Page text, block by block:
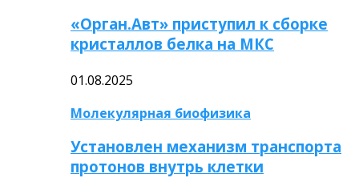
«Орган.Авт» приступил к сборке
кристаллов белка на МКС
01.08.2025
Молекулярная биофизика
Установлен механизм транспорта
протонов внутрь клетки